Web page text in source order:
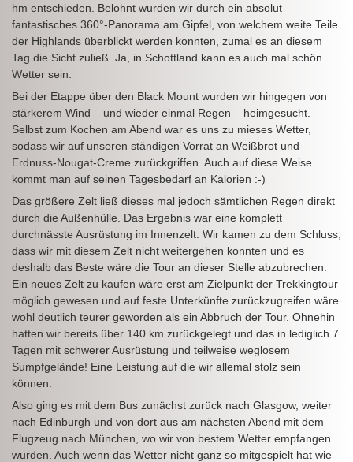
hm entschieden. Belohnt wurden wir durch ein absolut
fantastisches 360°-Panorama am Gipfel, von welchem weite Teile
der Highlands überblickt werden konnten, zumal es an diesem
Tag die Sicht zuließ. Ja, in Schottland kann es auch mal schön
Wetter sein.
Bei der Etappe über den Black Mount wurden wir hingegen von
stärkerem Wind – und wieder einmal Regen – heimgesucht.
Selbst zum Kochen am Abend war es uns zu mieses Wetter,
sodass wir auf unseren ständigen Vorrat an Weißbrot und
Erdnuss-Nougat-Creme zurückgriffen. Auch auf diese Weise
kommt man auf seinen Tagesbedarf an Kalorien :-)
Das größere Zelt ließ dieses mal jedoch sämtlichen Regen direkt
durch die Außenhülle. Das Ergebnis war eine komplett
durchnässte Ausrüstung im Innenzelt. Wir kamen zu dem Schluss,
dass wir mit diesem Zelt nicht weitergehen konnten und es
deshalb das Beste wäre die Tour an dieser Stelle abzubrechen.
Ein neues Zelt zu kaufen wäre erst am Zielpunkt der Trekkingtour
möglich gewesen und auf feste Unterkünfte zurückzugreifen wäre
wohl deutlich teurer geworden als ein Abbruch der Tour. Ohnehin
hatten wir bereits über 140 km zurückgelegt und das in lediglich 7
Tagen mit schwerer Ausrüstung und teilweise weglosem
Sumpfgelände! Eine Leistung auf die wir allemal stolz sein
können.
Also ging es mit dem Bus zunächst zurück nach Glasgow, weiter
nach Edinburgh und von dort aus am nächsten Abend mit dem
Flugzeug nach München, wo wir von bestem Wetter empfangen
wurden. Auch wenn das Wetter nicht ganz so mitgespielt hat wie